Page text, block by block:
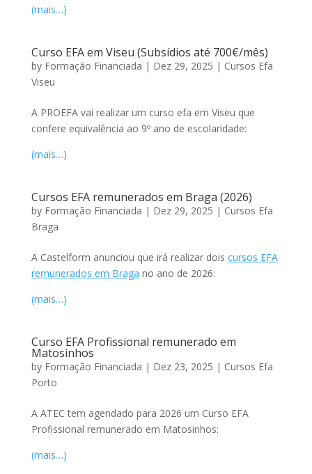
(mais…)
Curso EFA em Viseu (Subsídios até 700€/mês)
by Formação Financiada | Dez 29, 2025 | Cursos Efa
Viseu
A PROEFA vai realizar um curso efa em Viseu que
confere equivalência ao 9º ano de escolaridade:
(mais…)
Cursos EFA remunerados em Braga (2026)
by Formação Financiada | Dez 29, 2025 | Cursos Efa
Braga
A Castelform anunciou que irá realizar dois cursos EFA
remunerados em Braga no ano de 2026:
(mais…)
Curso EFA Profissional remunerado em
Matosinhos
by Formação Financiada | Dez 23, 2025 | Cursos Efa
Porto
A ATEC tem agendado para 2026 um Curso EFA
Profissional remunerado em Matosinhos:
(mais…)